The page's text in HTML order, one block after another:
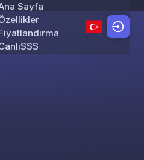
Skip to content
Sayfa
SSS